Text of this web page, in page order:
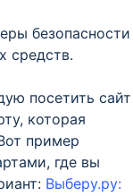
безопасности
средств.
посетить сайт
которая
пример
где вы
Выберу.ру: